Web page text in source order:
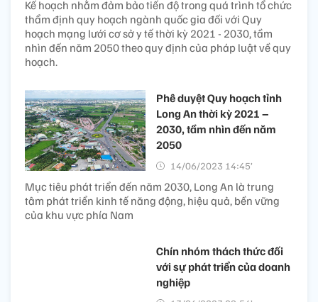
Kế hoạch nhằm đảm bảo tiến độ trong quá trình tổ chức
thẩm định quy hoạch ngành quốc gia đối với Quy
hoạch mạng lưới cơ sở y tế thời kỳ 2021 - 2030, tầm
nhìn đến năm 2050 theo quy định của pháp luật về quy
hoạch.
Phê duyệt Quy hoạch tỉnh
Long An thời kỳ 2021 –
2030, tầm nhìn đến năm
2050
14/06/2023 14:45’
Mục tiêu phát triển đến năm 2030, Long An là trung
tâm phát triển kinh tế năng động, hiệu quả, bền vững
của khu vực phía Nam
Chín nhóm thách thức đối
với sự phát triển của doanh
nghiệp